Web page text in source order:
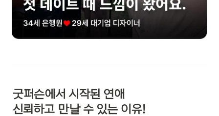
굿퍼슨에서 시작된 연애
신뢰하고 만날 수 있는 이유!